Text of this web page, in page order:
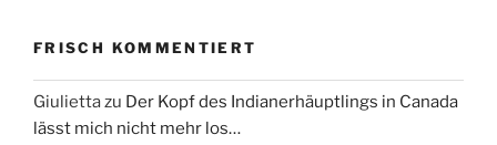
FRISCH KOMMENTIERT
Giuliettazu Der Kopf des Indianerhäuptlings in Canada
lässt mich nicht mehr los…